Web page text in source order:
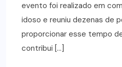
evento foi realizado em
idoso e reuniu dezenas de
proporcionar esse tempo
contribui […]